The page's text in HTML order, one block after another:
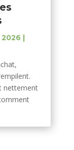
nettement